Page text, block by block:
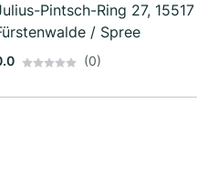
Pintsch-Ring 27, 15517
/ Spree
(0)